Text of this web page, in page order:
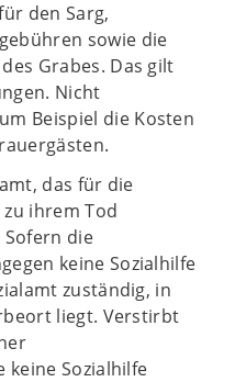
den Sarg,
sowie die
Grabes. Das gilt
Nicht
Beispiel die Kosten
das für die
ihrem Tod
die
keine Sozialhilfe
zuständig, in
liegt. Verstirbt
keine Sozialhilfe